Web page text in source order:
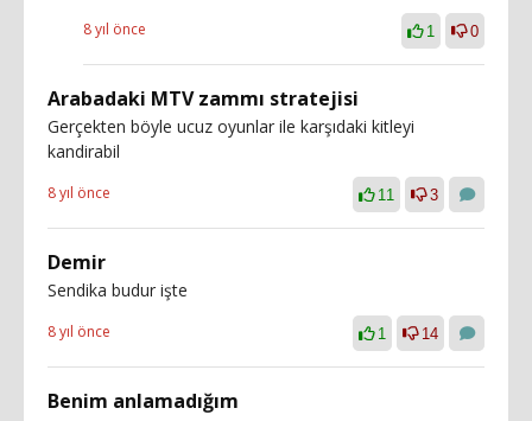
8 yıl önce 1 0
Arabadaki MTV zammı stratejisi
Gerçekten böyle ucuz oyunlar ile karşıdaki kitleyi
kandirabil
8 yıl önce 11 3
Demir
Sendika budur işte
8 yıl önce 1 14
Benim anlamadığım